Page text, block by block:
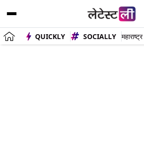
QUICKLY SOCIALLY महाराष्ट्र